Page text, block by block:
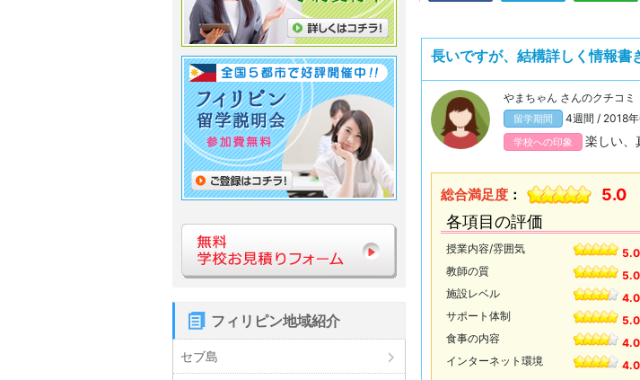
長いですが、結構詳しく情報書
やまちゃん さんのクチコミ
留学期間 4週間 / 2018
学校への印象 楽しい、
総合満足度 ：
5.0
各項目の評価
授業内容/雰囲気
5.0
教師の質
5.0
施設レベル
4.0
サポート体制
5.0
食事の内容
4.0
インターネット環境
4.0
フィリピン地域紹介
セブ島